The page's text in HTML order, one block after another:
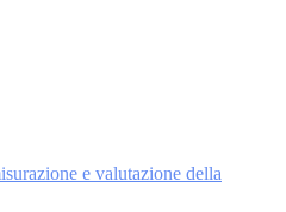
e valutazione della